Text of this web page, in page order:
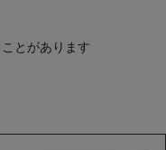
とがあります